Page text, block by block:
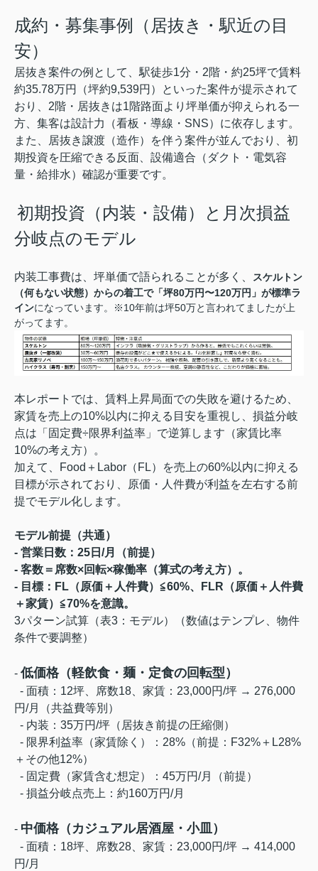
成約・募集事例（居抜き・駅近の目
安）
居抜き案件の例として、駅徒歩1分・2階・約25坪で賃料
約35.78万円（坪約9,539円）といった案件が提示されて
おり、2階・居抜きは1階路面より坪単価が抑えられる一
方、集客は設計力（看板・導線・SNS）に依存します。
また、居抜き譲渡（造作）を伴う案件が並んでおり、初
期投資を圧縮できる反面、設備適合（ダクト・電気容
量・給排水）確認が重要です。
初期投資（内装・設備）と月次損益
分岐点のモデル
内装工事費は、坪単価で語られることが多く、
スケルトン
（何もない状態）からの着工で「坪80万円〜120万円」が標準ラ
インになっています。※10年前は坪50万と言われてましたが上
がってます。
本レポートでは、賃料上昇局面での失敗を避けるため、
家賃を売上の10%以内に抑える目安を重視し、損益分岐
点は「固定費÷限界利益率」で逆算します（家賃比率
10%の考え方）。
加えて、Food＋Labor（FL）を売上の60%以内に抑える
目標が示されており、原価・人件費が利益を左右する前
提でモデル化します。
モデル前提（共通）
- 営業日数：25日/月（前提）
- 客数＝席数×回転×稼働率（算式の考え方）。
- 目標：FL（原価＋人件費）≦60%、FLR（原価＋人件費
＋家賃）≦70%を意識。
3パターン試算（表3：モデル）（数値はテンプレ、物件
条件で要調整）
- 低価格（軽飲食・麺・定食の回転型）
- 面積：12坪、席数18、家賃：23,000円/坪 → 276,000
円/月（共益費等別）
- 内装：35万円/坪（居抜き前提の圧縮側）
- 限界利益率（家賃除く）：28%（前提：F32%＋L28%
＋その他12%）
- 固定費（家賃含む想定）：45万円/月（前提）
- 損益分岐点売上：約160万円/月
- 中価格（カジュアル居酒屋・小皿）
- 面積：18坪、席数28、家賃：23,000円/坪 → 414,000
円/月